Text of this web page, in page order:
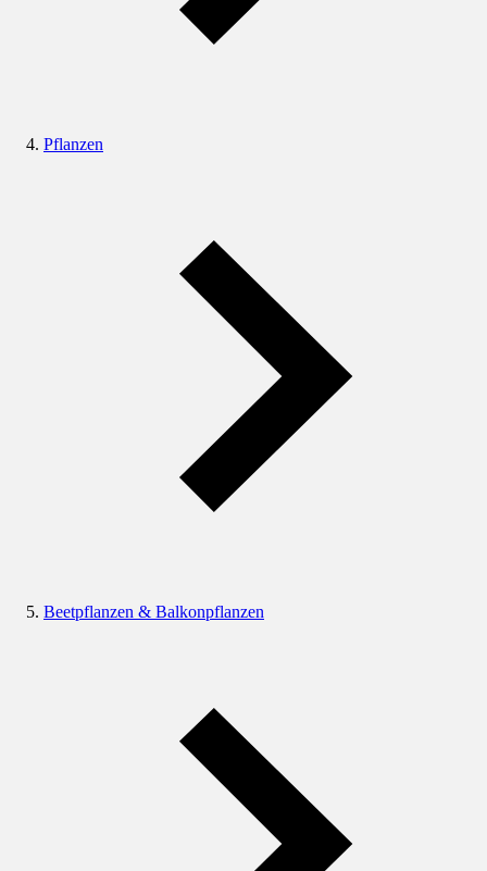
Pflanzen
Beetpflanzen & Balkonpflanzen